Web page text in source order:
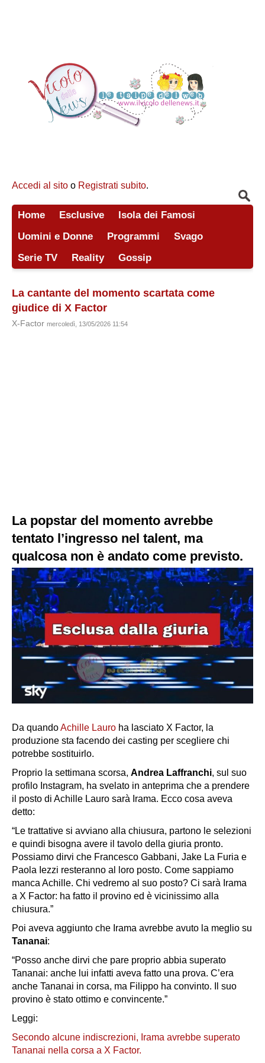
Accedi al sito o Registrati subito.
Home Esclusive
Isola dei Famosi
Uomini e Donne
Programmi
Svago
Serie TV
Reality Gossip
La cantante del momento scartata come
giudice di X Factor
X-Factor mercoledì, 13/05/2026 11:54
La popstar del momento avrebbe
tentato l’ingresso nel talent, ma
qualcosa non è andato come previsto.
Da quandoAchille Lauro ha lasciato X Factor, la
produzione sta facendo dei casting per scegliere chi
potrebbe sostituirlo.
Proprio la settimana scorsa, Andrea Laffranchi, sul suo
profilo Instagram, ha svelato in anteprima che a prendere
il posto di Achille Lauro sarà Irama. Ecco cosa aveva
detto:
“Le trattative si avviano alla chiusura, partono le selezioni
e quindi bisogna avere il tavolo della giuria pronto.
Possiamo dirvi che Francesco Gabbani, Jake La Furia e
Paola Iezzi resteranno al loro posto. Come sappiamo
manca Achille. Chi vedremo al suo posto? Ci sarà Irama
a X Factor: ha fatto il provino ed è vicinissimo alla
chiusura.”
Poi aveva aggiunto che Irama avrebbe avuto la meglio su
Tananai:
“Posso anche dirvi che pare proprio abbia superato
Tananai: anche lui infatti aveva fatto una prova. C’era
anche Tananai in corsa, ma Filippo ha convinto. Il suo
provino è stato ottimo e convincente.”
Leggi:
Secondo alcune indiscrezioni, Irama avrebbe superato
Tananai nella corsa a X Factor.